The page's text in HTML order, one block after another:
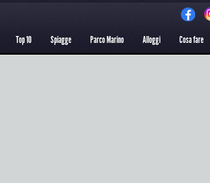
Top 10 Spiagge Parco Marino Alloggi Cosa fare